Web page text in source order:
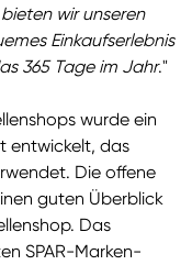
wir unseren
Einkaufserlebnis
365 Tage im Jahr."
wurde ein
entwickelt, das
Die offene
guten Überblick
Das
SPAR-Marken-